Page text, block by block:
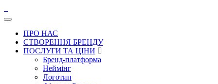
ПРО НАС
СТВОРЕННЯ БРЕНДУ
ПОСЛУГИ ТА ЦІНИ
Бренд-платформа
Неймінг
Логотип